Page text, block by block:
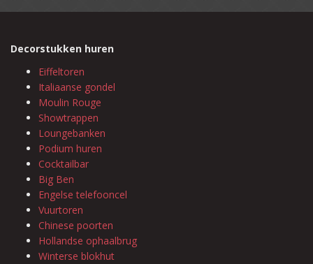
Decorstukken huren
Eiffeltoren
Italiaanse gondel
Moulin Rouge
Showtrappen
Loungebanken
Podium huren
Cocktailbar
Big Ben
Engelse telefooncel
Vuurtoren
Chinese poorten
Hollandse ophaalbrug
Winterse blokhut